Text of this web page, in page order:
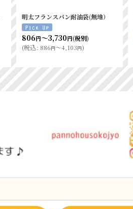
※ショート フランスパン袋 S
茶 （50入）
566円(税別)
(税込 : 622円)